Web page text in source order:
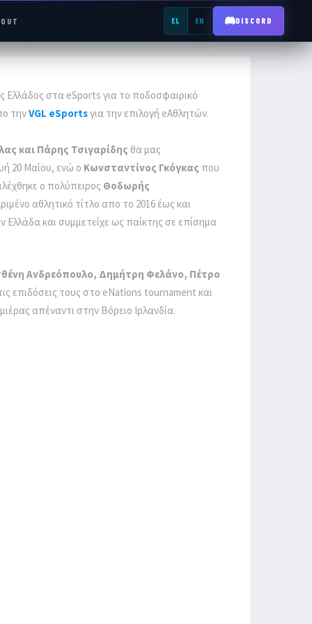
EL EN DISCORD
Ελλάδος στα eSports για το ποδοσφαιρικό
τηνVGL eSportsγια την επιλογή eΑθλητών.
και Πάρης Τσιγαρίδης θα μας
20 Μαΐου, ενώ ο Κωνσταντίνος Γκόγκας που
ο πολύπειρος Θοδωρής
αθλητικό τίτλο απο το 2016 έως και
Ελλάδα και συμμετείχε ως παίκτης σε επίσημα
Ανδρεόπουλο, Δημήτρη Φελάνο, Πέτρο
επιδόσεις τους στο eNations tournament και
απέναντι στην Βόρειο Ιρλανδία.